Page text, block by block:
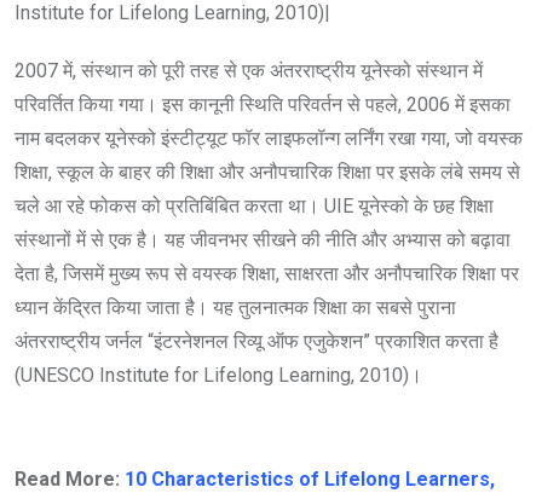
Institute for Lifelong Learning, 2010)|
2007 में, संस्थान को पूरी तरह से एक अंतरराष्ट्रीय यूनेस्को संस्थान में
परिवर्तित किया गया। इस कानूनी स्थिति परिवर्तन से पहले, 2006 में इसका
नाम बदलकर यूनेस्को इंस्टीट्यूट फॉर लाइफलॉन्ग लर्निंग रखा गया, जो वयस्क
शिक्षा, स्कूल के बाहर की शिक्षा और अनौपचारिक शिक्षा पर इसके लंबे समय से
चले आ रहे फोकस को प्रतिबिंबित करता था। UIE यूनेस्को के छह शिक्षा
संस्थानों में से एक है। यह जीवनभर सीखने की नीति और अभ्यास को बढ़ावा
देता है, जिसमें मुख्य रूप से वयस्क शिक्षा, साक्षरता और अनौपचारिक शिक्षा पर
ध्यान केंद्रित किया जाता है। यह तुलनात्मक शिक्षा का सबसे पुराना
अंतरराष्ट्रीय जर्नल “इंटरनेशनल रिव्यू ऑफ एजुकेशन” प्रकाशित करता है
(UNESCO Institute for Lifelong Learning, 2010)।
Read More: 10 Characteristics of Lifelong Learners,